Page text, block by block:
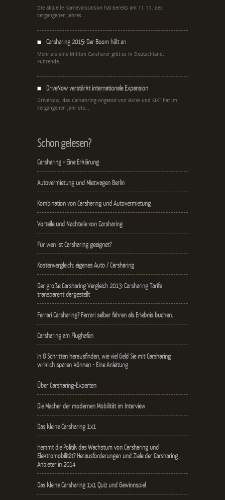
Die aktuelle Karnevalssaison hat bereits am 11.11. des
vergangenen Jahres...
Carsharing 2015: Der Boom hält an
Mehr als eine Million Carsharer gibt es in Deutschland.
Führende...
DriveNow verstärkt internationale Expansion
DriveNow, das Carsahring-Angebot von BMW und SIXT hat im
vergangenen Jahr die...
Schon gelesen?
Carsharing - Eine Erklärung
Autovermietung und Mietwagen Berlin
Kombination von Carsharing und Autovermietung
Vorteile und Nachteile von Carsharing
Für wen ist Carsharing geeignet?
Kostenvergleich: eigenes Auto / Carsharing
Der große Carsharing Vergleich 2013: Carsharing Tarife
transparent dargestellt
Ferrari Carsharing? Ferrari selber fahren als Erlebnis buchen.
Carsharing am Flughafen
In 8 Schritten herausfinden, wie viel Geld Sie mit Carsharing
wirklich sparen können - Eine Anleitung
Über Carsharing-Experten
Die Macher der modernen Mobilität im Interview
Das kleine Carsharing 1x1
Hemmt die Politik das Wachstum von Carsharing und
Elektromobilität? Herausforderungen und Ziele der Carsharing
Anbieter in 2014
Das kleine Carsharing 1x1 Quiz und Gewinnspiel